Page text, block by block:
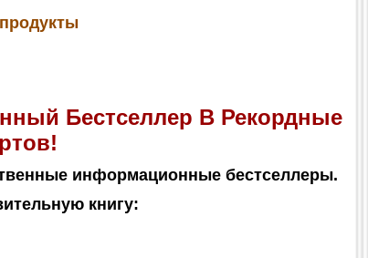
Бестселлер В Рекордные
информационные бестселлеры.
книгу: